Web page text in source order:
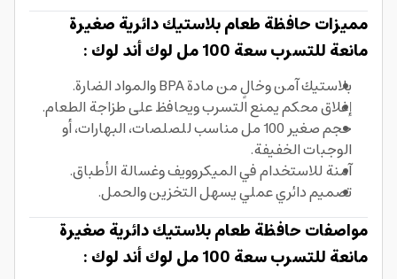
مميزات حافظة طعام بلاستيك دائرية صغيرة
مانعة للتسرب سعة 100 مل لوك أند لوك :
بلاستيك آمن وخالٍ من مادة BPA والمواد الضارة.
إغلاق محكم يمنع التسرب ويحافظ على طزاجة الطعام.
حجم صغير 100 مل مناسب للصلصات، البهارات، أو
الوجبات الخفيفة.
آمنة للاستخدام في الميكروويف وغسالة الأطباق.
تصميم دائري عملي يسهل التخزين والحمل.
مواصفات حافظة طعام بلاستيك دائرية صغيرة
مانعة للتسرب سعة 100 مل لوك أند لوك :